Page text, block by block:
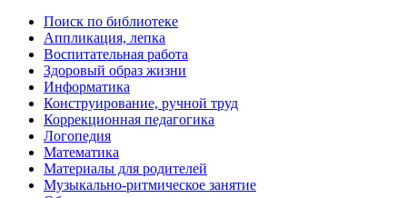
Поиск по библиотеке
Аппликация, лепка
Воспитательная работа
Здоровый образ жизни
Информатика
Конструирование, ручной труд
Коррекционная педагогика
Логопедия
Математика
Материалы для родителей
Музыкально-ритмическое занятие